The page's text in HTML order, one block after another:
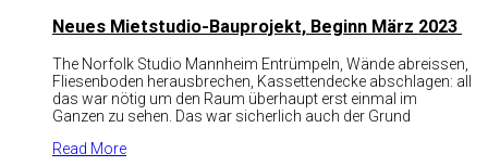
Neues Mietstudio-Bauprojekt, Beginn März 2023
The Norfolk Studio Mannheim Entrümpeln, Wände abreissen,
Fliesenboden herausbrechen, Kassettendecke abschlagen: all
das war nötig um den Raum überhaupt erst einmal im
Ganzen zu sehen. Das war sicherlich auch der Grund
Read More